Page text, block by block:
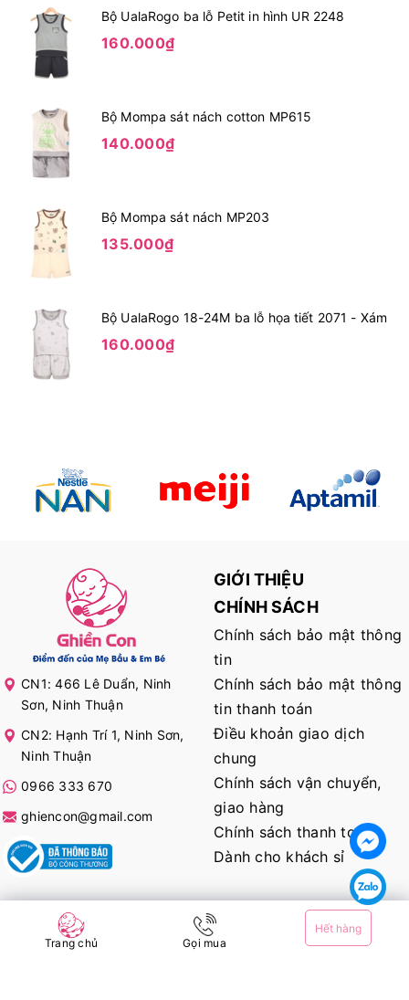
Trang chủ Gọi mua
Hết hàng
Bộ UalaRogo ba lỗ Petit in hình UR 2248
160.000₫
Bộ Mompa sát nách cotton MP615
140.000₫
Bộ Mompa sát nách MP203
135.000₫
Bộ UalaRogo 18-24M ba lỗ họa tiết 2071 - Xám
160.000₫
CN1: 466 Lê Duẩn, Ninh
Sơn, Ninh Thuận
CN2: Hạnh Trí 1, Ninh Sơn,
Ninh Thuận
0966 333 670
ghiencon@gmail.com
GIỚI THIỆU
CHÍNH SÁCH
Chính sách bảo mật thông
tin
Chính sách bảo mật thông
tin thanh toán
Điều khoản giao dịch
chung
Chính sách vận chuyển,
giao hàng
Chính sách thanh toán
Dành cho khách sỉ
KẾT NỐI VỚI CHÚNG TÔI